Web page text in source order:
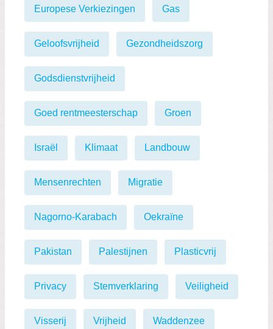
Europese Verkiezingen Gas
Geloofsvrijheid Gezondheidszorg
Godsdienstvrijheid
Goed rentmeesterschap Groen
Israël Klimaat Landbouw
Mensenrechten Migratie
Nagorno-Karabach Oekraïne
Pakistan Palestijnen Plasticvrij
Privacy Stemverklaring Veiligheid
Visserij Vrijheid Waddenzee